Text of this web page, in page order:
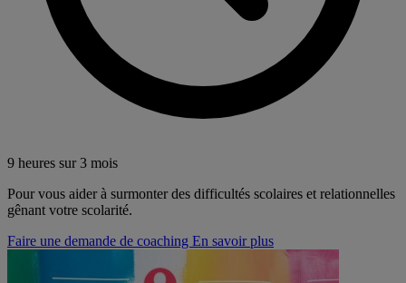
9 heures sur 3 mois
Pour vous aider à surmonter des difficultés scolaires et relationnelles
gênant votre scolarité.
Faire une demande de coaching En savoir plus